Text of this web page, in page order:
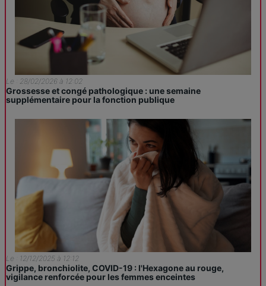
Le : 28/02/2026 à 12:02
Grossesse et congé pathologique : une semaine
supplémentaire pour la fonction publique
Le : 12/12/2025 à 12:12
Grippe, bronchiolite, COVID-19 : l'Hexagone au rouge,
vigilance renforcée pour les femmes enceintes